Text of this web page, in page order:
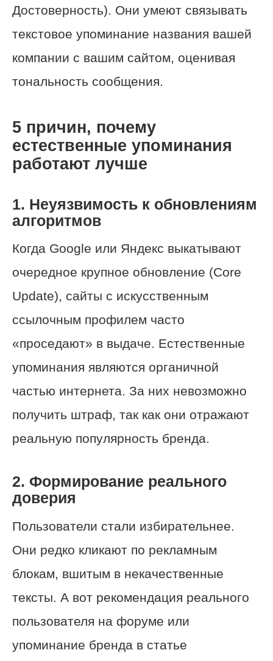
Достоверность). Они умеют связывать
текстовое упоминание названия вашей
компании с вашим сайтом, оценивая
тональность сообщения.
5 причин, почему
естественные упоминания
работают лучше
1. Неуязвимость к обновлениям
алгоритмов
Когда Google или Яндекс выкатывают
очередное крупное обновление (Core
Update), сайты с искусственным
ссылочным профилем часто
«проседают» в выдаче. Естественные
упоминания являются органичной
частью интернета. За них невозможно
получить штраф, так как они отражают
реальную популярность бренда.
2. Формирование реального
доверия
Пользователи стали избирательнее.
Они редко кликают по рекламным
блокам, вшитым в некачественные
тексты. А вот рекомендация реального
пользователя на форуме или
упоминание бренда в статье